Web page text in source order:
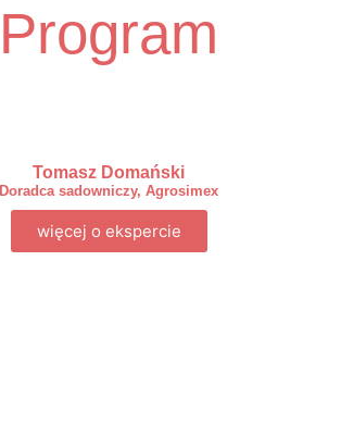
Program
Tomasz Domański
Doradca sadowniczy, Agrosimex
więcej o ekspercie